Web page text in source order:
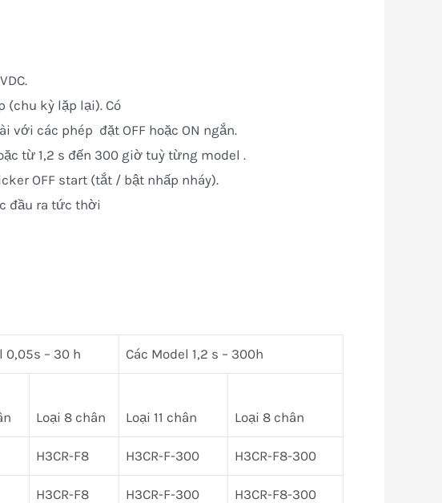
(chu kỳ lặp lại). Có
với các phép đặt OFF hoặc ON ngắn.
từ 1,2 s đến 300 giờ tuỳ từng model .
OFF start (tắt / bật nhấp nháy).
đầu ra tức thời
0,05s – 30 h Các Model 1,2 s – 300h
Loại 8 chân Loại 11 chân Loại 8 chân
H3CR-F8 H3CR-F-300 H3CR-F8-300
H3CR-F8 H3CR-F-300 H3CR-F8-300